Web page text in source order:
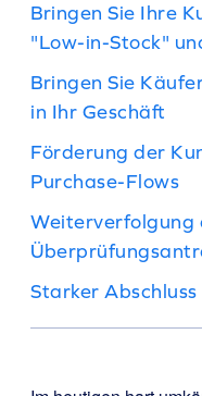
Bringen Sie Ihre
"Low-in-Stock"
Bringen Sie
in Ihr Geschäft
Förderung der
Purchase-Flows
Weiterverfolgung
Starker